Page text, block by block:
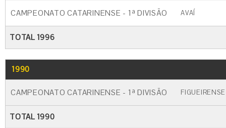
CAMPEONATO CATARINENSE - 1ª DIVISÃO AVAÍ
TOTAL 1996
1990
CAMPEONATO CATARINENSE - 1ª DIVISÃO FIGUEIRENSE
TOTAL 1990